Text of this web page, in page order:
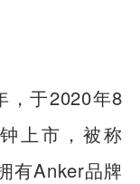
，于2020年8
上市，被称
有Anker品牌